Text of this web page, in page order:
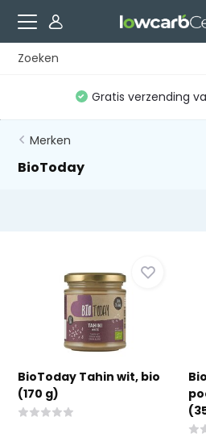
Gratis verzending
Merken
BioToday
BioToday Tahin wit, bio
(170 g)